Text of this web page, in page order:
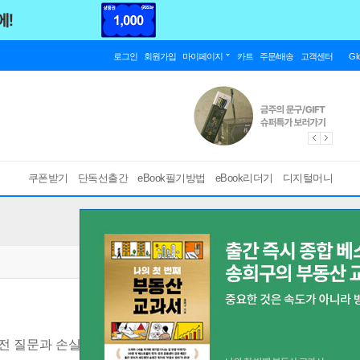
로그인 회원가입 마이페이지 카트 주문/배송 고객센터
쿠폰받기 단독선출간 eBook필기방법 eBook리더기 디지털머니
질문과 손실 복기, 자리 이름과 손절 기준으로 고치는 직